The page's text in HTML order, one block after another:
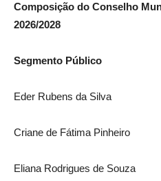
Composição do Conselho
2026/2028
Segmento Público
Eder Rubens da Silva
Criane de Fátima Pinheiro
Eliana Rodrigues de Souza